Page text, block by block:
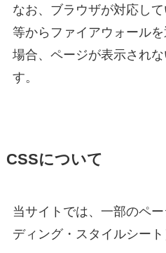
なお、ブラウザが対応し
等からファイアウォール
場合、ページが表示され
す。
CSSについて
当サイトでは、一部のペ
ディング・スタイルシート